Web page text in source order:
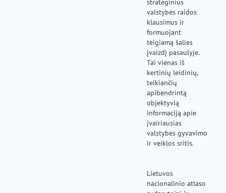
strateginius
valstybės raidos
klausimus ir
formuojant
teigiamą šalies
įvaizdį pasaulyje.
Tai vienas iš
kertinių leidinių,
teikiančių
apibendrintą
objektyvią
informaciją apie
įvairiausias
valstybės gyvavimo
ir veiklos sritis.
Lietuvos
nacionalinio atlaso